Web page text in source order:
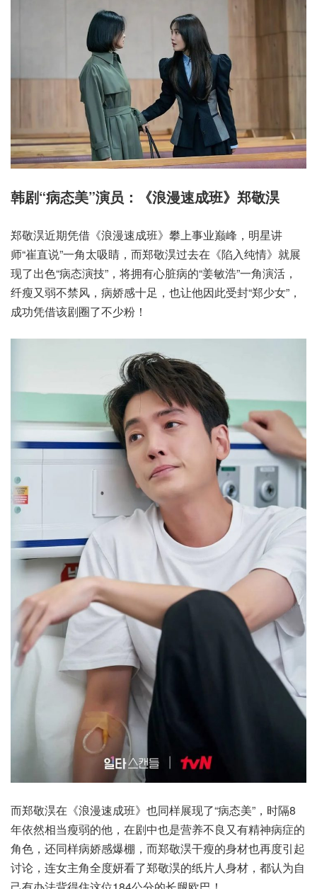
韩剧“病态美”演员：《浪漫速成班》郑敬淏
郑敬淏近期凭借《浪漫速成班》攀上事业巅峰，明星讲
师“崔直说”一角太吸睛，而郑敬淏过去在《陷入纯情》就展
现了出色“病态演技”，将拥有心脏病的“姜敏浩”一角演活，
纤瘦又弱不禁风，病娇感十足，也让他因此受封“郑少女”，
成功凭借该剧圈了不少粉！
而郑敬淏在《浪漫速成班》也同样展现了“病态美”，时隔8
年依然相当瘦弱的他，在剧中也是营养不良又有精神病症的
角色，还同样病娇感爆棚，而郑敬淏干瘦的身材也再度引起
讨论，连女主角全度妍看了郑敬淏的纸片人身材，都认为自